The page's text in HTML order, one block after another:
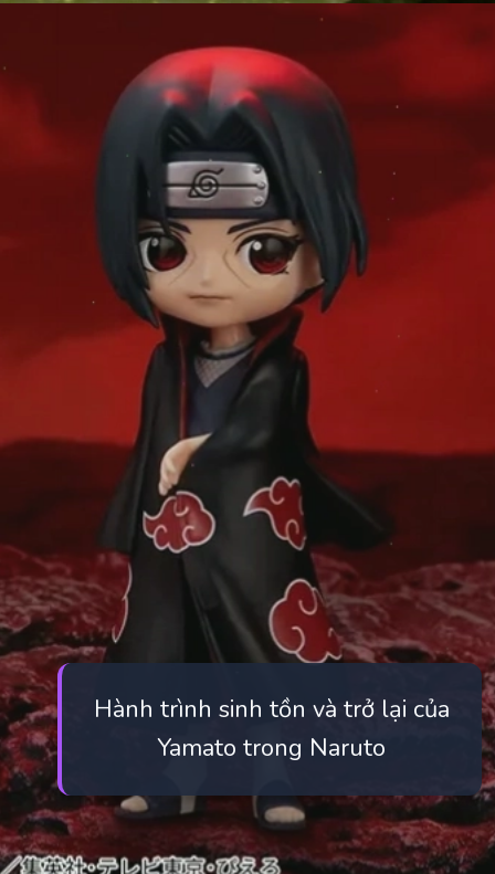
Hành trình sinh tồn và trở lại của
Yamato trong Naruto